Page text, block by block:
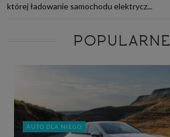
której ładowanie samochodu elektrycz...
POPULARNE
AUTO DLA NIEGO